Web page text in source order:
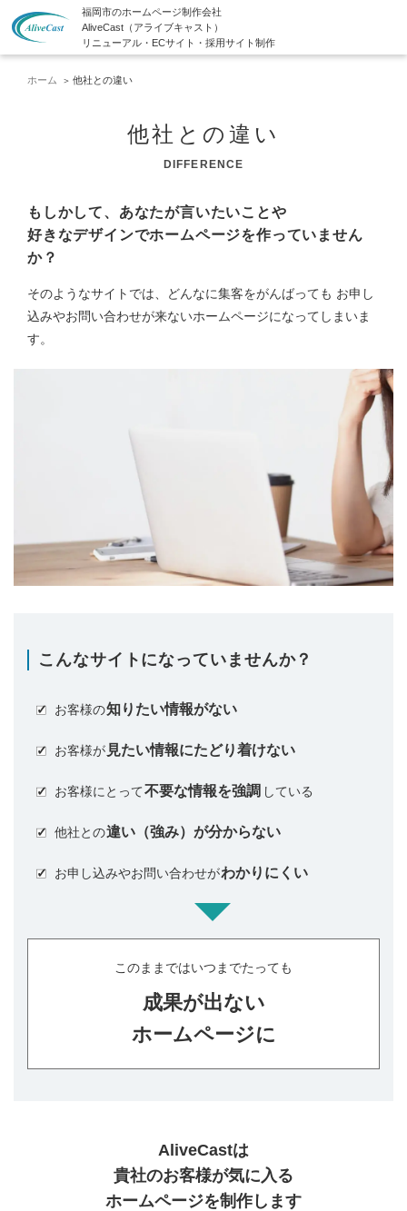
福岡市のホームページ制作会社
AliveCast（アライブキャスト）
リニューアル・ECサイト・採用サイト制作
ホーム 他社との違い
他社との違い
DIFFERENCE
もしかして、あなたが言いたいことや
好きなデザインでホームページを作っていません
か？
そのようなサイトでは、どんなに集客をがんばっても お申し
込みやお問い合わせが来ないホームページになってしまいま
す。
こんなサイトになっていませんか？
お客様の知りたい情報がない
お客様が 見たい情報にたどり着けない
お客様にとって不要な情報を強調 している
他社との違い（強み）が分からない
お申し込みやお問い合わせがわかりにくい
このままではいつまでたっても
成果が出ない
ホームページに
AliveCastは
貴社のお客様が気に入る
ホームページを制作します